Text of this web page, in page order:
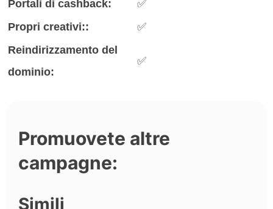
Portali di cashback:
✅
Propri creativi::
✅
Reindirizzamento del
dominio:
✅
Promuovete altre
campagne:
Simili